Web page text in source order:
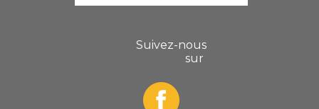
Suivez-nous
sur